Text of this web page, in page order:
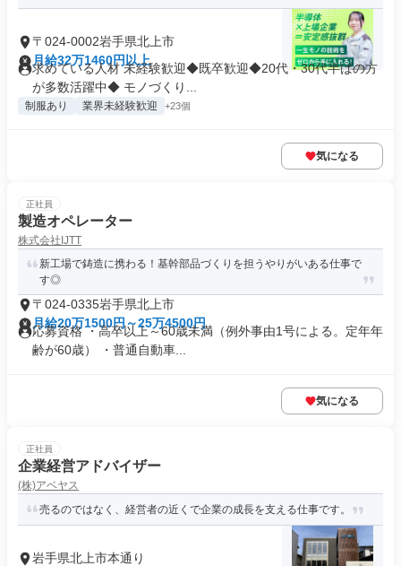
〒024-0002岩手県北上市
月給32万1460円以上
求めている人材 未経験歓迎◆既卒歓迎◆20代・30代半ばの方
が多数活躍中◆ モノづくり...
制服あり 業界未経験歓迎 +23個
気になる
正社員
製造オペレーター
株式会社IJTT
新工場で鋳造に携わる！基幹部品づくりを担うやりがいある仕事で
す◎
〒024-0335岩手県北上市
月給20万1500円～25万4500円
応募資格 ・高卒以上～60歳未満（例外事由1号による。定年年
齢が60歳） ・普通自動車...
気になる
正社員
企業経営アドバイザー
(株)アベヤス
売るのではなく、経営者の近くで企業の成長を支える仕事です。
岩手県北上市本通り